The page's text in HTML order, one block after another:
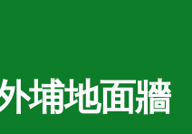
埔地面牆